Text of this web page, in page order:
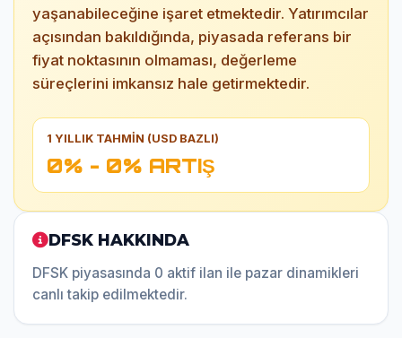
yaşanabileceğine işaret etmektedir. Yatırımcılar
açısından bakıldığında, piyasada referans bir
fiyat noktasının olmaması, değerleme
süreçlerini imkansız hale getirmektedir.
1 YILLIK TAHMİN (USD BAZLI)
0% - 0% ARTIŞ
DFSK HAKKINDA
DFSK piyasasında 0 aktif ilan ile pazar dinamikleri
canlı takip edilmektedir.